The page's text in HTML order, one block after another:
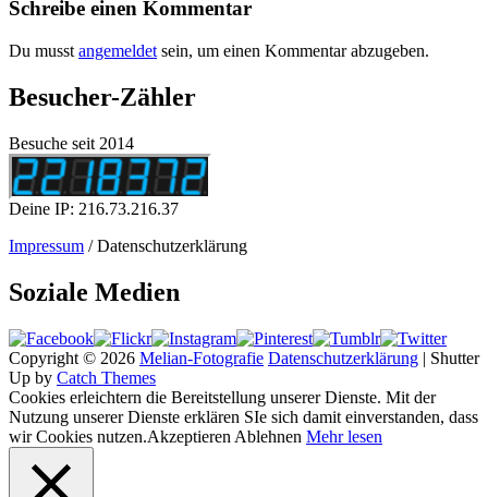
Schreibe einen Kommentar
Du musst angemeldet sein, um einen Kommentar abzugeben.
Besucher-Zähler
Besuche seit 2014
Deine IP: 216.73.216.37
Impressum / Datenschutzerklärung
Soziale Medien
Copyright © 2026 Melian-Fotografie Datenschutzerklärung | Shutter
Up by Catch Themes
Cookies erleichtern die Bereitstellung unserer Dienste. Mit der
Nutzung unserer Dienste erklären SIe sich damit einverstanden, dass
wir Cookies nutzen.Akzeptieren Ablehnen Mehr lesen